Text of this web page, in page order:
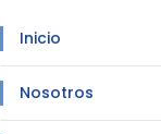
Inicio
Nosotros